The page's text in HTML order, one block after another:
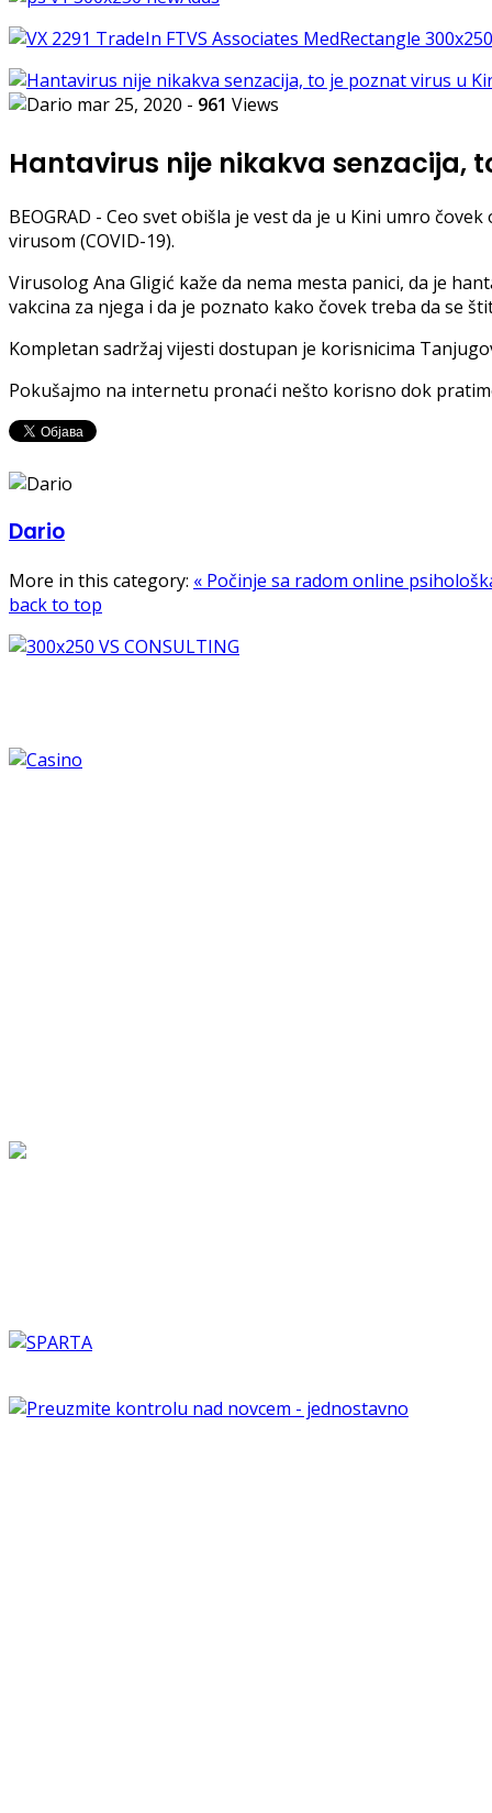
mar 25, 2020 - 961 Views
Hantavirus nije nikakva senzacija,
BEOGRAD - Ceo svet obišla je vest da je u Kini umro
virusom (COVID-19).
Virusolog Ana Gligić kaže da nema mesta panici, da je
vakcina za njega i da je poznato kako čovek treba da se
Kompletan sadržaj vijesti dostupan je korisnicima
Pokušajmo na internetu pronaći nešto korisno dok
Dario
More in this category: « Počinje sa radom online
back to top